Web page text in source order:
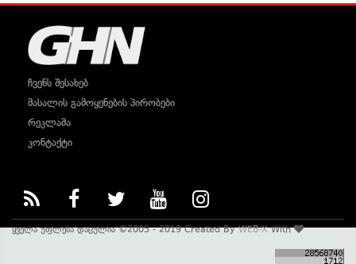
ჩვენს შესახებ
მასალის გამოყენების პირობები
რეკლამა
კონტაქტი
ყველა უფლება დაცულია ©2005 - 2019 Created ByWEB-XWith